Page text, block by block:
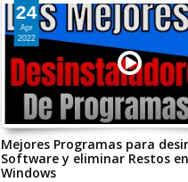
24
Apr
2022
Mejores Programas para
Software y eliminar Restos
Windows